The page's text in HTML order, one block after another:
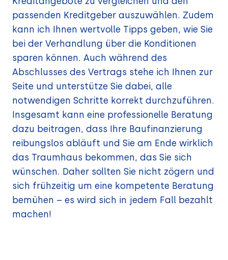
passenden Kreditgeber auszuwählen. Zudem
kann ich Ihnen wertvolle Tipps geben, wie Sie
bei der Verhandlung über die Konditionen
sparen können. Auch während des
Abschlusses des Vertrags stehe ich Ihnen zur
Seite und unterstütze Sie dabei, alle
notwendigen Schritte korrekt durchzuführen.
Insgesamt kann eine professionelle Beratung
dazu beitragen, dass Ihre Baufinanzierung
reibungslos abläuft und Sie am Ende wirklich
das Traumhaus bekommen, das Sie sich
wünschen. Daher sollten Sie nicht zögern und
sich frühzeitig um eine kompetente Beratung
bemühen – es wird sich in jedem Fall bezahlt
machen!